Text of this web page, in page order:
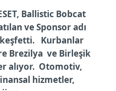
Ballistic Bobcat
ve Sponsor adı
keşfetti. Kurbanlar
Brezilya ve Birleşik
alıyor. Otomotiv,
hizmetler,